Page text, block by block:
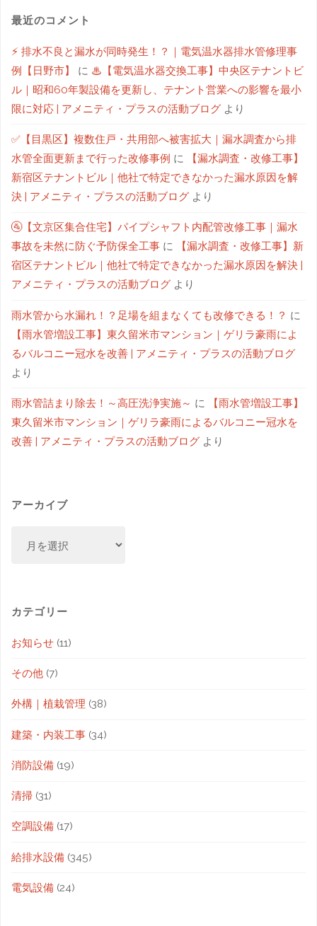
最近のコメント
⚡ 排水不良と漏水が同時発生！？｜電気温水器排水管修理事
例【日野市】
に ♨【電気温水器交換工事】中央区テナントビ
ル｜昭和60年製設備を更新し、テナント営業への影響を最小
限に対応 | アメニティ・プラスの活動ブログ より
✅【目黒区】複数住戸・共用部へ被害拡大｜漏水調査から排
水管全面更新まで行った改修事例 に
【漏水調査・改修工事】
新宿区テナントビル｜他社で特定できなかった漏水原因を解
決 | アメニティ・プラスの活動ブログ より
🚰【文京区集合住宅】パイプシャフト内配管改修工事｜漏水
事故を未然に防ぐ予防保全工事 に
【漏水調査・改修工事】新
宿区テナントビル｜他社で特定できなかった漏水原因を解決 |
アメニティ・プラスの活動ブログ より
雨水管から水漏れ！？足場を組まなくても改修できる！？ に
【雨水管増設工事】東久留米市マンション｜ゲリラ豪雨によ
るバルコニー冠水を改善 | アメニティ・プラスの活動ブログ
より
雨水管詰まり除去！～高圧洗浄実施～ に
【雨水管増設工事】
東久留米市マンション｜ゲリラ豪雨によるバルコニー冠水を
改善 | アメニティ・プラスの活動ブログ より
アーカイブ
カテゴリー
お知らせ (11)
その他 (7)
外構｜植栽管理 (38)
建築・内装工事 (34)
消防設備 (19)
清掃 (31)
空調設備 (17)
給排水設備 (345)
電気設備 (24)